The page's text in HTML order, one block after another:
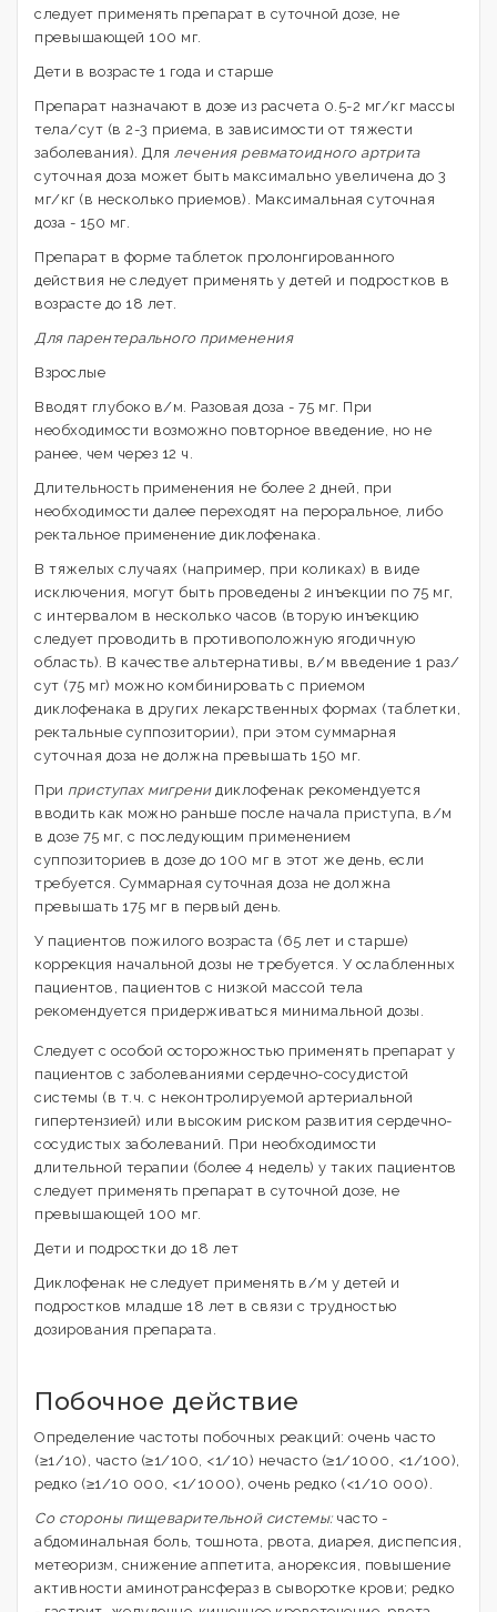
следует применять препарат в суточной дозе, не
превышающей 100 мг.
Дети в возрасте 1 года и старше
Препарат назначают в дозе из расчета 0.5-2 мг/кг массы
тела/сут (в 2-3 приема, в зависимости от тяжести
заболевания). Для лечения ревматоидного артрита
суточная доза может быть максимально увеличена до 3
мг/кг (в несколько приемов). Максимальная суточная
доза - 150 мг.
Препарат в форме таблеток пролонгированного
действия не следует применять у детей и подростков в
возрасте до 18 лет.
Для парентерального применения
Взрослые
Вводят глубоко в/м. Разовая доза - 75 мг. При
необходимости возможно повторное введение, но не
ранее, чем через 12 ч.
Длительность применения не более 2 дней, при
необходимости далее переходят на пероральное, либо
ректальное применение диклофенака.
В тяжелых случаях (например, при коликах) в виде
исключения, могут быть проведены 2 инъекции по 75 мг,
с интервалом в несколько часов (вторую инъекцию
следует проводить в противоположную ягодичную
область). В качестве альтернативы, в/м введение 1 раз/
сут (75 мг) можно комбинировать с приемом
диклофенака в других лекарственных формах (таблетки,
ректальные суппозитории), при этом суммарная
суточная доза не должна превышать 150 мг.
При приступах мигренидиклофенак рекомендуется
вводить как можно раньше после начала приступа, в/м
в дозе 75 мг, с последующим применением
суппозиториев в дозе до 100 мг в этот же день, если
требуется. Суммарная суточная доза не должна
превышать 175 мг в первый день.
У пациентов пожилого возраста (65 лет и старше)
коррекция начальной дозы не требуется. У ослабленных
пациентов, пациентов с низкой массой тела
рекомендуется придерживаться минимальной дозы.
Следует с особой осторожностью применять препарат у
пациентов с заболеваниями сердечно-сосудистой
системы (в т.ч. с неконтролируемой артериальной
гипертензией) или высоким риском развития сердечно-
сосудистых заболеваний. При необходимости
длительной терапии (более 4 недель) у таких пациентов
следует применять препарат в суточной дозе, не
превышающей 100 мг.
Дети и подростки до 18 лет
Диклофенак не следует применять в/м у детей и
подростков младше 18 лет в связи с трудностью
дозирования препарата.
Побочное действие
Определение частоты побочных реакций: очень часто
(≥1/10), часто (≥1/100, <1/10) нечасто (≥1/1000, <1/100),
редко (≥1/10 000, <1/1000), очень редко (<1/10 000).
Со стороны пищеварительной системы: часто -
абдоминальная боль, тошнота, рвота, диарея, диспепсия,
метеоризм, снижение аппетита, анорексия, повышение
активности аминотрансфераз в сыворотке крови; редко